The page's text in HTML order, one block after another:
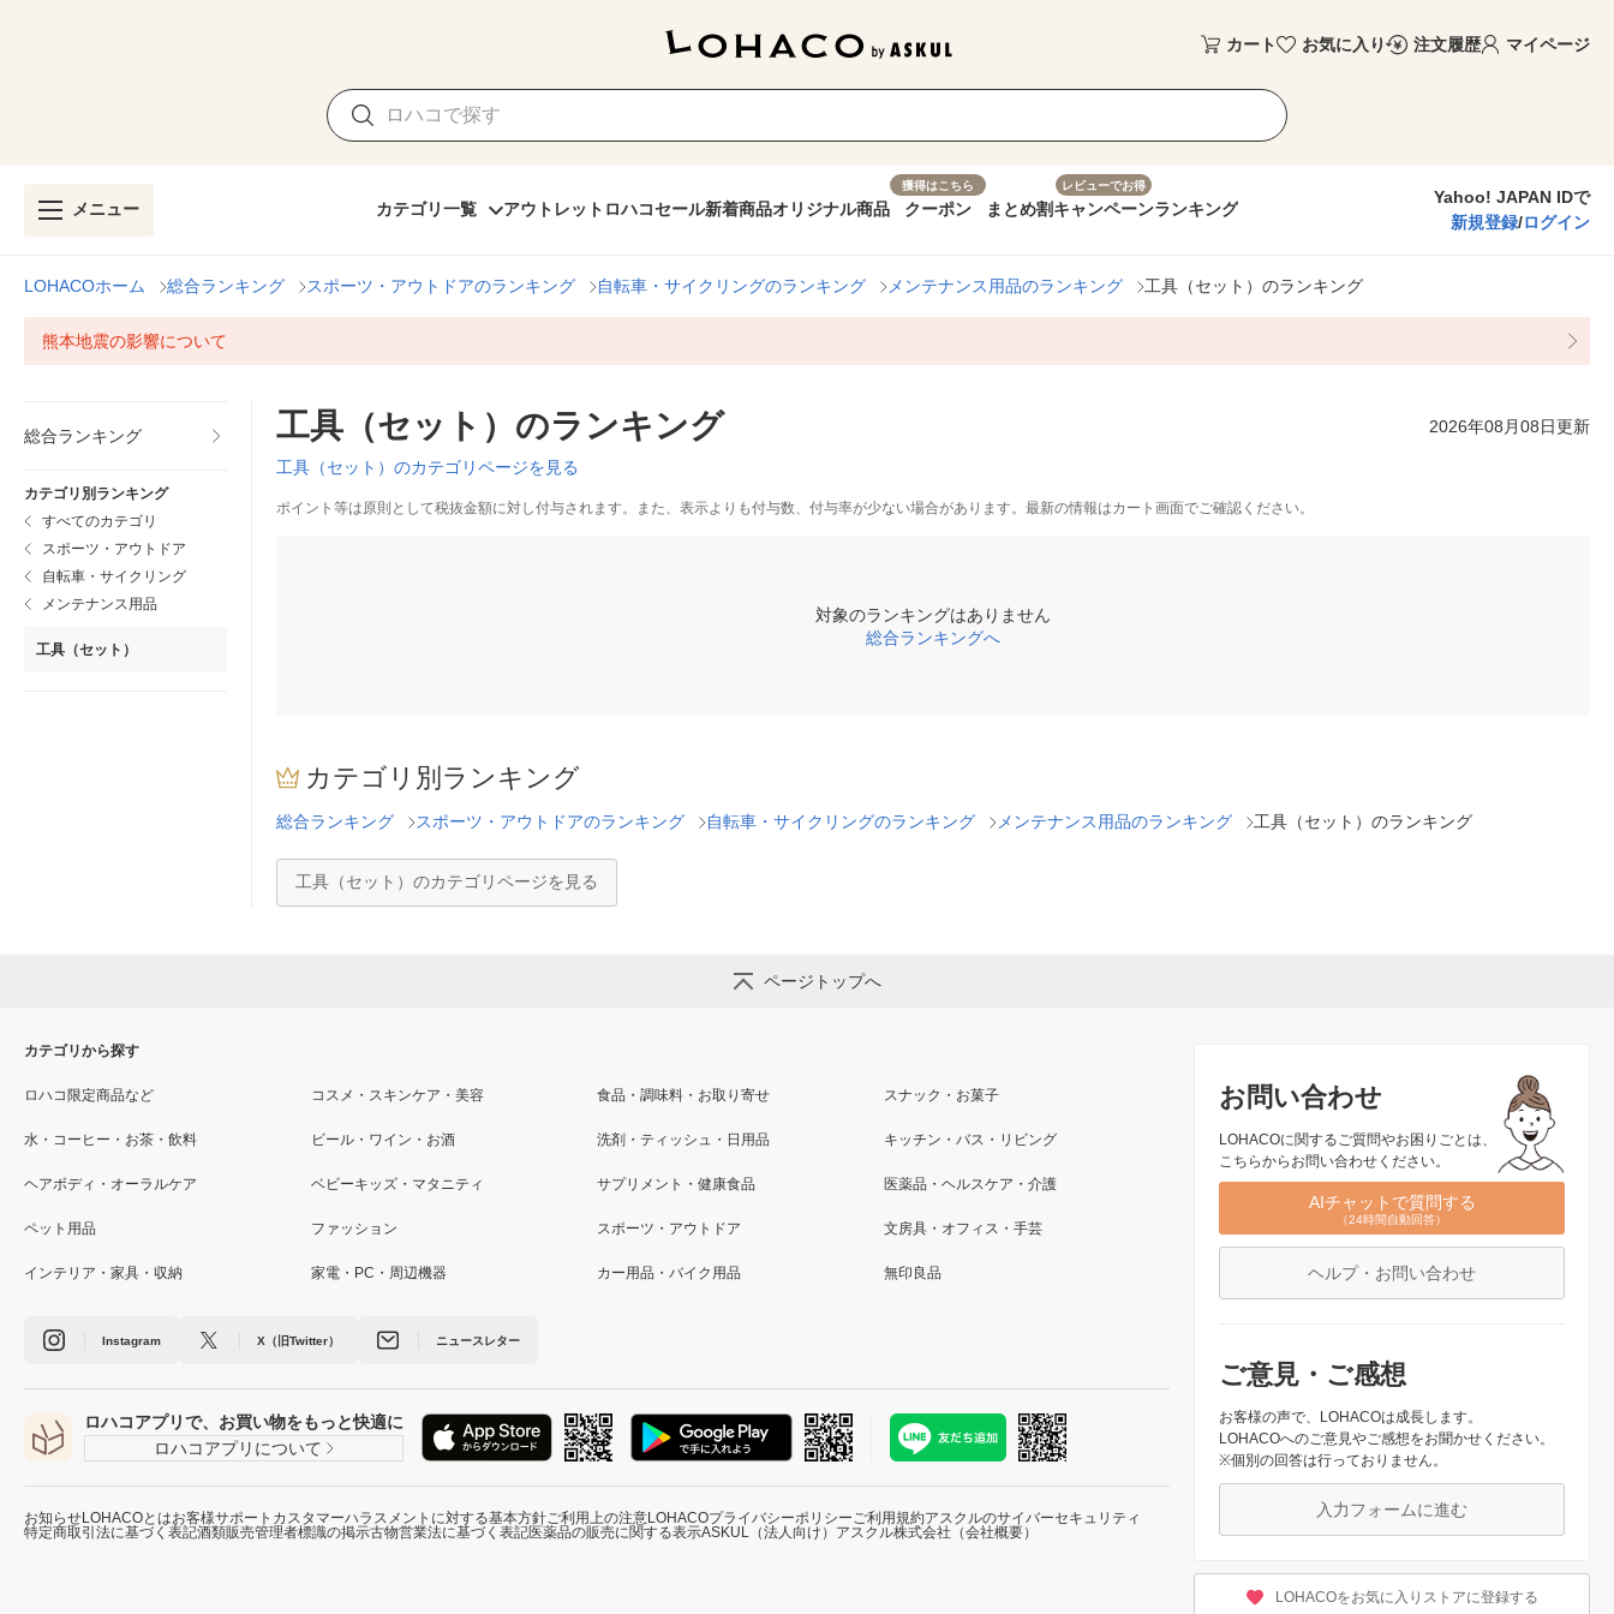
カート お気に入り 注文履歴 マイページ
メニュー カテゴリ一覧 アウトレット ロハコセール新着商品オリジナル商品
獲得はこちら
クーポン まとめ割
レビューでお得
キャンペーンランキング
Yahoo! JAPAN IDで
新規登録/ログイン
LOHACOホーム 総合ランキング スポーツ・アウトドアのランキング 自転車・サイクリングのランキング メンテナンス用品のランキング 工具（セット）のランキング
熊本地震の影響について
総合ランキング
カテゴリ別ランキング
すべてのカテゴリ
スポーツ・アウトドア
自転車・サイクリング
メンテナンス用品
工具（セット）
工具（セット）のランキング 2026年08月08日更新
工具（セット）のカテゴリページを見る
ポイント等は原則として税抜金額に対し付与されます。また、表示よりも付与数、付与率が少ない場合があります。最新の情報はカート画面でご確認ください。
対象のランキングはありません
総合ランキングへ
カテゴリ別ランキング
総合ランキング スポーツ・アウトドアのランキング 自転車・サイクリングのランキング メンテナンス用品のランキング 工具（セット）のランキング
工具（セット）のカテゴリページを見る
ページトップへ
お問い合わせ
LOHACOに関するご質問やお困りごとは、
こちらからお問い合わせください。
AIチャットで質問する
（24時間自動回答）
ヘルプ・お問い合わせ
ご意見・ご感想
お客様の声で、LOHACOは成長します。
LOHACOへのご意見やご感想をお聞かせください。
※個別の回答は行っておりません。
入力フォームに進む
LOHACOをお気に入りストアに登録する
カテゴリから探す
ロハコ限定商品など コスメ・スキンケア・美容 食品・調味料・お取り寄せ スナック・お菓子
水・コーヒー・お茶・飲料 ビール・ワイン・お酒 洗剤・ティッシュ・日用品 キッチン・バス・リビング
ヘアボディ・オーラルケア ベビーキッズ・マタニティ サプリメント・健康食品 医薬品・ヘルスケア・介護
ペット用品 ファッション スポーツ・アウトドア 文房具・オフィス・手芸
インテリア・家具・収納 家電・PC・周辺機器 カー用品・バイク用品 無印良品
Instagram X（旧Twitter） ニュースレター
ロハコアプリで、お買い物をもっと快適に
ロハコアプリについて
お知らせLOHACOとはお客様サポート カスタマーハラスメントに対する基本方針ご利用上の注意LOHACOプライバシーポリシーご利用規約アスクルのサイバーセキュリティ
特定商取引法に基づく表記酒類販売管理者標識の掲示古物営業法に基づく表記医薬品の販売に関する表示ASKUL（法人向け） アスクル株式会社（会社概要）